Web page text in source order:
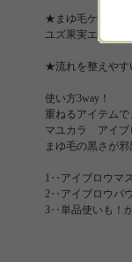
★まゆ毛ケア成分
ユズ果実エキス・
★流れを整えやす
使い方3way！
重ねるアイテムで
マユカラ アイブ
まゆ毛の黒さが
1‥アイブロウマ
2‥アイブロウパ
3‥単品使いも！